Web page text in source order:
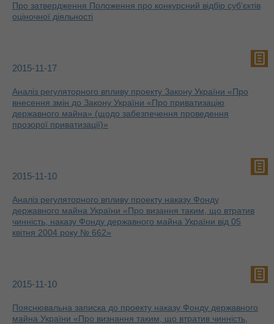
Про затвердження Положення про конкурсний відбір суб‘єктів
оціночної діяльності
2015-11-17
Аналіз регуляторного впливу проекту Закону України «Про
внесення змін до Закону України «Про приватизацію
державного майна» (щодо забезпечення проведення
прозорої приватизації)»
2015-11-10
Аналіз регуляторного впливу проекту наказу Фонду
державного майна України «Про визання таким, що втратив
чинність, наказу Фонду державного майна України від 05
квітня 2004 року № 662»
2015-11-10
Пояснювальна записка до проекту наказу Фонду державного
майна України «Про визнання таким, що втратив чинність,